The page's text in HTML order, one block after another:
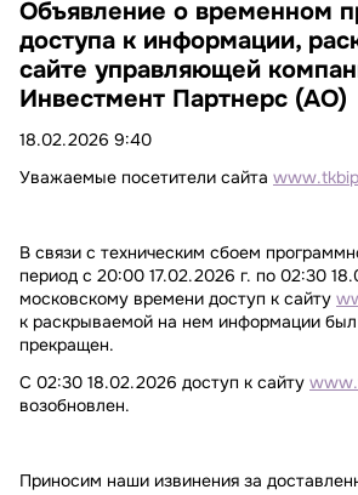
Объявление о доступе к
Объявление о временном
доступа к информации,
сайте управляющей
Инвестмент Партнерс (АО)
18.02.2026 9:40
Уважаемые посетители сайта
В связи с техническим сбоем
период с 20:00 17.02.2026 г. по 02:30
московскому времени доступ к сайту
к раскрываемой на нем информации
прекращен.
С 02:30 18.02.2026 доступ к сайту
возобновлен.
Приносим наши извинения за